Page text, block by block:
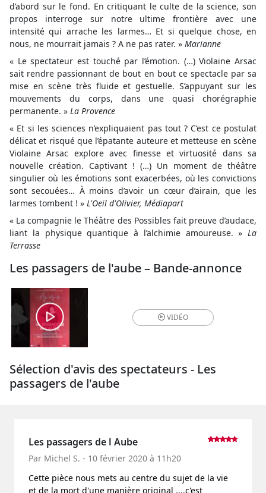
d’abord sur le fond. En critiquant le culte de la science, son
propos interroge sur notre ultime frontière avec une
intensité qui arrache les larmes… Et si quelque chose, en
nous, ne mourrait jamais ? A ne pas rater. » Marianne
« Le spectateur est touché par l’émotion. (…) Violaine Arsac
sait rendre passionnant de bout en bout ce spectacle par sa
mise en scène très fluide et gestuelle. S’appuyant sur les
mouvements du corps, dans une quasi chorégraphie
permanente. » La Provence
« Et si les sciences n’expliquaient pas tout ? C’est ce postulat
délicat et risqué que l’épatante auteure et metteuse en scène
Violaine Arsac explore avec finesse et virtuosité dans sa
nouvelle création. Captivant ! (…) Un moment de théâtre
singulier où les émotions sont exacerbées, où les convictions
sont secouées… À moins d’avoir un cœur d’airain, que les
larmes tombent ! » L'Oeil d'Olivier, Médiapart
« La compagnie le Théâtre des Possibles fait preuve d’audace,
liant la physique quantique à l’alchimie amoureuse. » La
Terrasse
Les passagers de l'aube – Bande-annonce
VIDÉO
Sélection d'avis des spectateurs - Les
passagers de l'aube
Les passagers de l Aube
Par Michel S. - 10 février 2020 à 11h20
Cette pièce nous mets au centre du sujet de la vie
et de la mort d'une manière original ....c'est